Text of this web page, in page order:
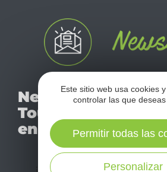
Newsletter
Tourismo
en Aveyron
No se
mensual
disfrutar
¡SUSCRÍBASE A NUESTRO
Este sitio web usa cookies
controlar las que
Personalizar
Permitir todas las